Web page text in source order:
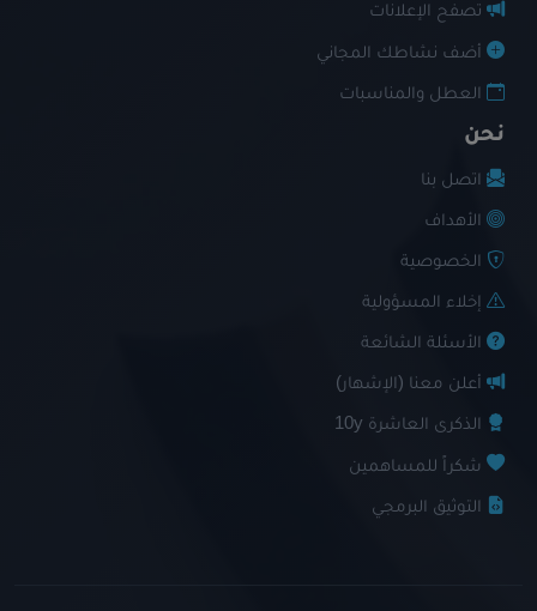
تصفح الإعلانات
أضف نشاطك المجاني
العطل والمناسبات
نحن
اتصل بنا
الأهداف
الخصوصية
إخلاء المسؤولية
الأسئلة الشائعة
أعلن معنا (الإشهار)
الذكرى العاشرة 10y
شكراً للمساهمين
التوثيق البرمجي